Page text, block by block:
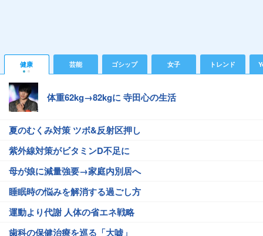
健康 芸能 ゴシップ 女子 トレンド
体重62kg→82kgに 寺田心の生活
夏のむくみ対策 ツボ&反射区押し
紫外線対策がビタミンD不足に
母が娘に減量強要→家庭内別居へ
睡眠時の悩みを解消する過ごし方
運動より代謝 人体の省エネ戦略
歯科の保健治療を巡る「大嘘」